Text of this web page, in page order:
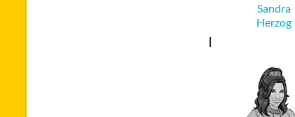
Sandra
Herzog
I